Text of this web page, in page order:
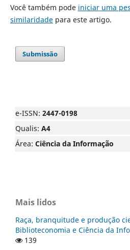
Você também pode iniciar uma
similaridadepara este artigo.
Submissão
e-ISSN: 2447-0198
Qualis: A4
Área: Ciência da Informação
Mais lidos
Raça, branquitude e produção
Biblioteconomia e Ciência da
139